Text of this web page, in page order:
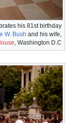
his 81st birthday
W. Bush and his wife,
, Washington D.C.